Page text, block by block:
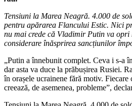
Tensiuni la Marea Neagră. 4.000 de
pentru apărarea Flancului Estic. Nici
nu mai crede că Vladimir Putin va
considerare înăsprirea sancțiunilor
„Putin a înnebunit complet. Ceva i s-a
dar asta va duce la prăbușirea Rusiei.
în orașele ucrainene fără motiv.
creează, de asemenea, probleme”,